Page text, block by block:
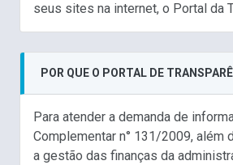
seus sites na internet, o Portal da
POR QUE O PORTAL DE
Para atender a demanda de
Complementar n° 131/2009,
a gestão das finanças da